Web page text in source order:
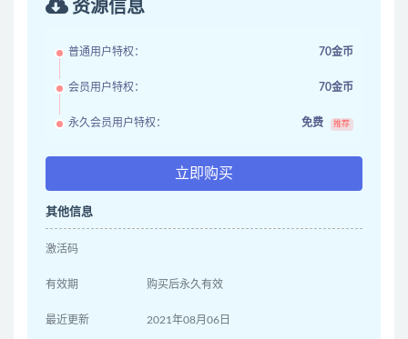
资源信息
普通用户特权： 70金币
会员用户特权： 70金币
永久会员用户特权： 免费 推荐
立即购买
其他信息
激活码
有效期 购买后永久有效
最近更新 2021年08月06日